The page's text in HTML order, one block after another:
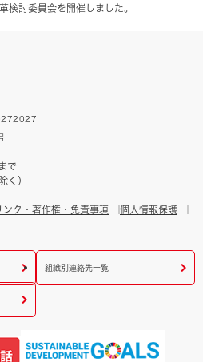
検討委員会を開催しました。
で
く）
ンク・著作権・免責事項
個人情報保護
組織別連絡先一覧